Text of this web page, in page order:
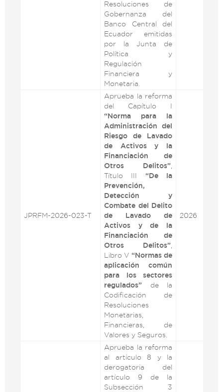
Resoluciones de
Gobernanza del
Banco Central del
Ecuador emitidas
por la Junta de
Política y
Regulación
Financiera y
Monetaria.
JPRFM-2026-023-T
Aprueba la reforma
del Capítulo I
“Norma para la
Administración del
Riesgo de Lavado
de Activos y la
Financiación de
Otros Delitos”
Título III “De la
Prevención,
Detección y
Combate del Delito
de Lavado de
Activos y de la
Financiación de
Otros Delitos”
Libro V “Normas de
aplicación común
para los sectores
regulados” de la
Codificación de
Resoluciones
Monetarias,
Financieras, de
Valores y Seguros.
2026
Aprueba la reforma
al artículo 8 y la
derogatoria del
artículo 9 de la
Subsección 3